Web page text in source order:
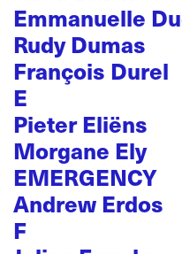
Emmanuelle
Rudy Dumas
François Durel
E
Pieter Eliëns
Morgane Ely
EMERGENCY
Andrew Erdos
F